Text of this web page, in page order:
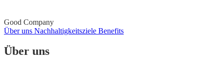
Good Company
Über uns Nachhaltigkeitsziele Benefits
Über uns